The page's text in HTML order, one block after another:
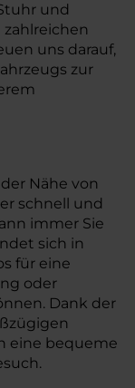
und
uns darauf,
zur
Nähe von
schnell und
immer Sie
sich in
für eine
oder
Dank der
eine bequeme